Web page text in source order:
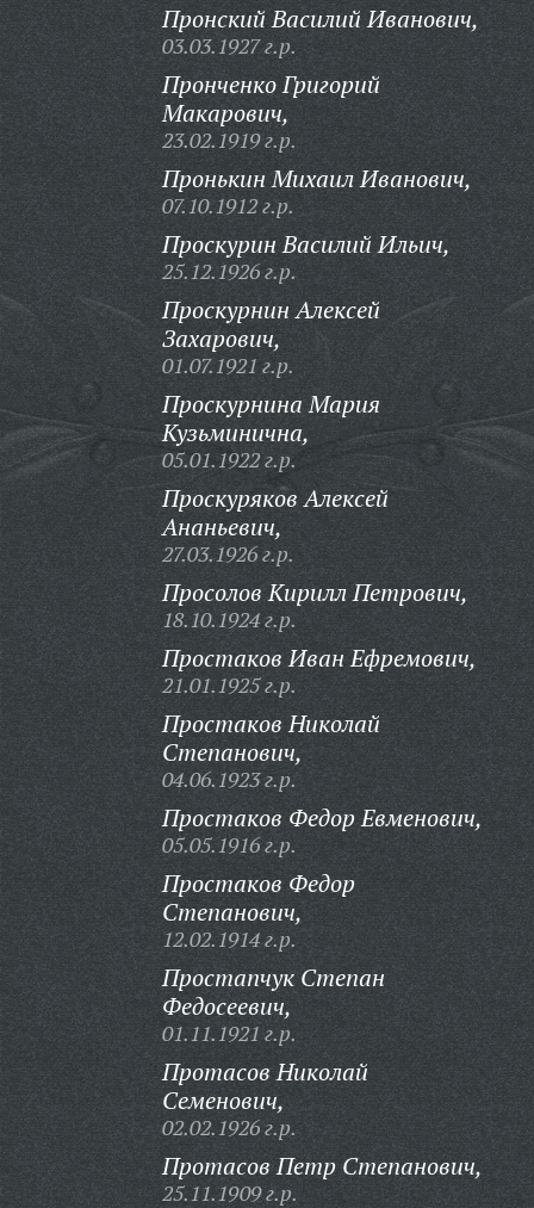
Пронский Василий Иванович,
03.03.1927 г.р.
Пронченко Григорий
Макарович,
23.02.1919 г.р.
Пронькин Михаил Иванович,
07.10.1912 г.р.
Проскурин Василий Ильич,
25.12.1926 г.р.
Проскурнин Алексей
Захарович,
01.07.1921 г.р.
Проскурнина Мария
Кузьминична,
05.01.1922 г.р.
Проскуряков Алексей
Ананьевич,
27.03.1926 г.р.
Просолов Кирилл Петрович,
18.10.1924 г.р.
Простаков Иван Ефремович,
21.01.1925 г.р.
Простаков Николай
Степанович,
04.06.1923 г.р.
Простаков Федор Евменович,
05.05.1916 г.р.
Простаков Федор
Степанович,
12.02.1914 г.р.
Простапчук Степан
Федосеевич,
01.11.1921 г.р.
Протасов Николай
Семенович,
02.02.1926 г.р.
Протасов Петр Степанович,
25.11.1909 г.р.